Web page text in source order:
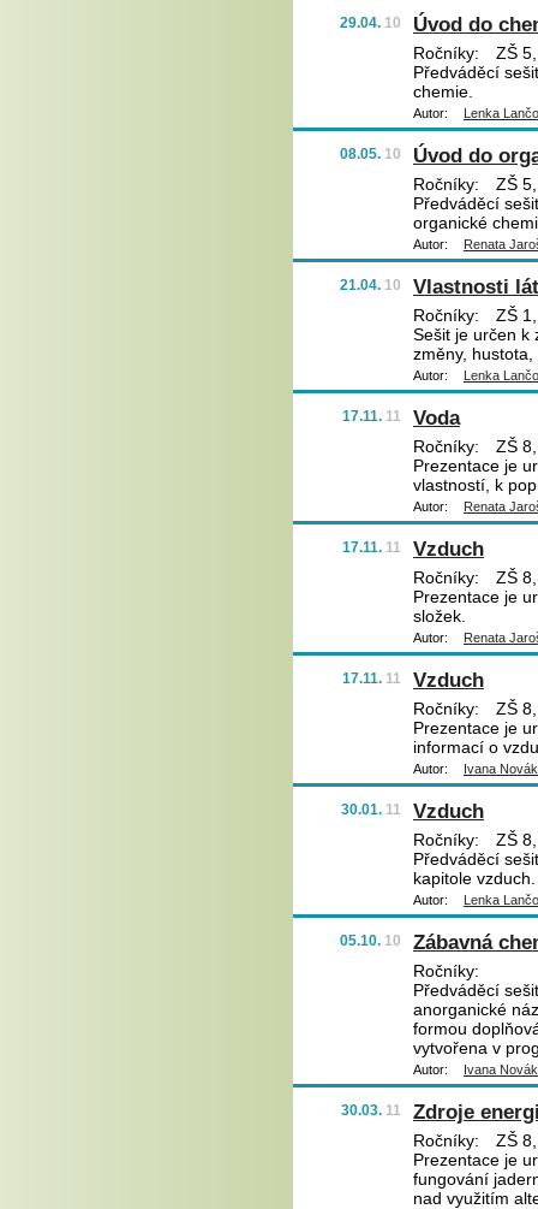
29.04. 10 Úvod do
Ročníky:
ZŠ
Předváděcí
chemie.
Autor: Lenka
08.05. 10 Úvod do
Ročníky:
ZŠ
Předváděcí
organické
Autor: Renata
21.04. 10 Vlastnosti
Ročníky:
ZŠ
Sešit je určen k
změny,
Autor: Lenka
17.11. 11 Voda
Ročníky:
ZŠ 8,
Prezentace je
vlastností, k
Autor: Renata
17.11. 11 Vzduch
Ročníky:
ZŠ 8,
Prezentace je
složek.
Autor: Renata
17.11. 11 Vzduch
Ročníky:
ZŠ 8,
Prezentace je
informací o
Autor: Ivana
30.01. 11 Vzduch
Ročníky:
ZŠ 8,
Předváděcí
kapitole
Autor: Lenka
05.10. 10 Zábavná
Ročníky:
Předváděcí
anorganické
formou
vytvořena v
Autor: Ivana
30.03. 11 Zdroje
Ročníky:
ZŠ
Prezentace je
fungování
nad využitím